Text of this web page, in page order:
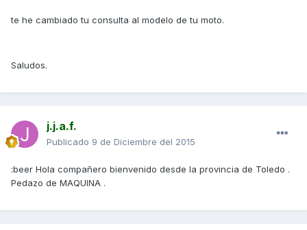
te he cambiado tu consulta al modelo de tu moto.
Saludos.
j.j.a.f.
Publicado 9 de Diciembre del 2015
:beer Hola compañero bienvenido desde la provincia de Toledo .
Pedazo de MAQUINA .